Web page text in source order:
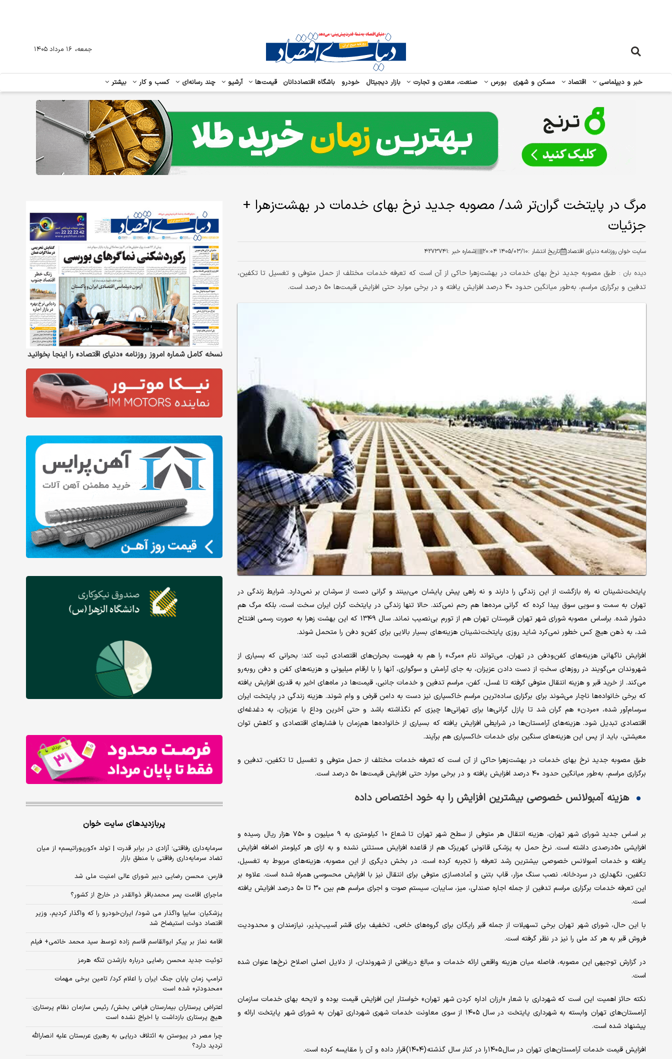
خبر و دیپلماسی اقتصاد مسکن و شهری بورس صنعت، معدن و تجارت بازار دیجیتال خودرو باشگاه اقتصاددانان قیمت‌ها آرشیو چند رسانه‌ای کسب و کار بیشتر
جمعه، ۱۶ مرداد ۱۴۰۵
مرگ در پایتخت گران‌تر شد/ مصوبه جدید نرخ بهای خدمات در بهشت‌زهرا +
جزئیات
سایت خوان روزنامه دنیای اقتصاد تاریخ انتشار :۱۴۰۵/۰۳/۱۰ ۲۰:۰۴ شماره خبر :۴۲۷۳۷۴۱
دیده بان : طبق مصوبه جدید نرخ بهای خدمات در بهشت‌زهرا حاکی از آن است که تعرفه خدمات مختلف از حمل متوفی و تغسیل تا تکفین،
تدفین و برگزاری مراسم، به‌طور میانگین حدود ۴۰ درصد افزایش یافته و در برخی موارد حتی افزایش قیمت‌ها ۵۰ درصد است.
پایتخت‌نشینان نه راه بازگشت از این زندگی را دارند و نه راهی پیش پایشان می‌بینند و گرانی دست از سرشان بر نمی‌دارد. شرایط زندگی در
تهران به سمت و سویی سوق پیدا کرده که گرانی مرده‌ها هم رحم نمی‌کند. حالا تنها زندگی در پایتخت‌ گران ایران سخت است، بلکه مرگ هم
دشوار شده. براساس مصوبه شورای شهر تهران قبرستان‌ تهران هم از تورم بی‌نصیب نماند. سال ۱۳۴۹ که این بهشت زهرا به صورت رسمی افتتاح
شد، به ذهن هیچ کس خطور نمی‌کرد شاید روزی پایتخت‌نشینان هزینه‌های بسیار بالایی برای کفن‌و دفن را متحمل شوند.
افزایش ناگهانی هزینه‌های کفن‌ودفن در تهران، می‌تواند نام «مرگ» را هم به فهرست بحران‌های اقتصادی ثبت کند؛ بحرانی که بسیاری از
شهروندان می‌گویند در روزهای سختِ از دست دادن عزیزان، به جای آرامش و سوگواری، آنها را با ارقام میلیونی و هزینه‌های کفن و دفن روبه‌رو
می‌کند. از خرید قبر و هزینه انتقال متوفی گرفته تا غسل، کفن، مراسم تدفین و خدمات جانبی، قیمت‌ها در ماه‌های اخیر به قدری افزایش یافته
که برخی خانواده‌ها ناچار می‌شوند برای برگزاری ساده‌ترین مراسم خاکسپاری نیز دست به دامن قرض و وام شوند. هزینه زندگی در پایتخت ایران
سرسام‌آور شده، «مردن» هم گران شد تا پازل گرانی‌ها برای تهرانی‌ها چیزی کم نگذاشته باشد و حتی آخرین وداع با عزیزان، به دغدغه‌ای
اقتصادی تبدیل شود. هزینه‌های آرامستان‌ها در شرایطی افزایش یافته که بسیاری از خانواده‌ها هم‌زمان با فشارهای اقتصادی و کاهش توان
معیشتی، باید از پس این هزینه‌های سنگین‌ برای خدمات خاکسپاری هم برآیند.
طبق مصوبه جدید نرخ بهای خدمات در بهشت‌زهرا حاکی از آن است که تعرفه خدمات مختلف از حمل متوفی و تغسیل تا تکفین، تدفین و
برگزاری مراسم، به‌طور میانگین حدود ۴۰ درصد افزایش یافته و در برخی موارد حتی افزایش قیمت‌ها ۵۰ درصد است.
هزینه آمبولانس خصوصی بیشترین افزایش را به خود اختصاص داده
بر اساس جدید شورای شهر تهران، هزینه انتقال هر متوفی از سطح شهر تهران تا شعاع ۱۰ کیلومتری به ۹ میلیون و ۷۵۰ هزار ریال رسیده و
افزایشی ۵۰درصدی داشته است. نرخ حمل به پزشکی قانونی کهریزک هم از قاعده افزایش مستثنی نشده و به ازای هر کیلومتر اضافه افزایش
یافته و خدمات آمبولانس خصوصی بیشترین رشد تعرفه را تجربه کرده است. در بخش دیگری از این مصوبه، هزینه‌های مربوط به تغسیل،
تکفین، نگهداری در سردخانه، نصب سنگ مزار، قاب بتنی و آماده‌سازی متوفی برای انتقال نیز با افزایش محسوسی همراه شده است. علاوه بر
این تعرفه خدمات برگزاری مراسم تدفین از جمله اجاره صندلی، میز، سایبان، سیستم صوت و اجرای مراسم هم بین ۳۰ تا ۵۰ درصد افزایش یافته
است.
با این حال، شورای شهر تهران برخی تسهیلات از جمله قبر رایگان برای گروه‌های خاص، تخفیف برای قشر آسیب‌پذیر، نیازمندان و محدودیت
فروش قبر به هر کد ملی را نیز در نظر گرفته است.
در گزارش توجیهی این مصوبه، فاصله میان هزینه واقعی ارائه خدمات و مبالغ دریافتی از شهروندان، از دلایل اصلی اصلاح نرخ‌ها عنوان شده
است.
نکته حائز اهمیت این است که شهرداری با شعار «ارزان اداره کردن شهر تهران» خواستار این افزایش قیمت بوده و لایحه بهای خدمات سازمان
آرامستان‌های تهران وابسته به شهرداری پایتخت در سال ۱۴۰۵ از سوی معاونت خدمات شهری شهرداری تهران به شورای شهر پایتخت ارائه و
پیشنهاد شده است.
افزایش قیمت خدمات آرامستان‌های تهران در سال ۱۴۰۵ را در کنار سال گذشته (۱۴۰۴) قرار داده و آن را مقایسه کرده است.
نسخه کامل شماره امروز روزنامه «دنیای‌ اقتصاد» را اینجا بخوانید
پربازدیدهای سایت خوان
سرمایه‌داری رفاقتی؛ آزادی در برابر قدرت | تولد «کورپوراتیسم» از میان
تضاد سرمایه‌داری رفاقتی با منطق بازار
فارس: محسن رضایی دبیر شورای عالی امنیت ملی شد
ماجرای اقامت پسر محمدباقر ذوالقدر در خارج از کشور؟
پزشکیان: سایپا واگذار می شود/ ایران‌خودرو را که واگذار کردیم، وزیر
اقتصاد دولت استیضاح شد
اقامه نماز بر پیکر ابوالقاسم قاسم زاده توسط سید محمد خاتمی+ فیلم
توئیت جدید محسن رضایی درباره بازشدن تنگه هرمز
ترامپ زمان پایان جنگ ایران را اعلام کرد/ تامین برخی مهمات
«محدودتر» شده است
اعتراض پرستاران بیمارستان فیاض بخش/ رئیس سازمان نظام پرستاری:
هیچ پرستاری بازداشت یا اخراج نشده است
چرا مصر در پیوستن به ائتلاف دریایی به رهبری عربستان علیه انصارالله
تردید دارد؟